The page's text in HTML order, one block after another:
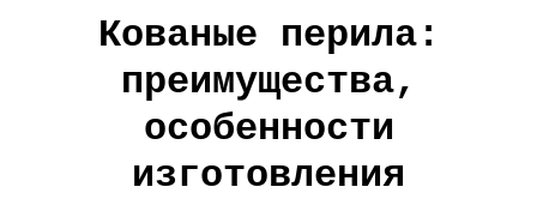
Кованые перила:
преимущества,
особенности
изготовления